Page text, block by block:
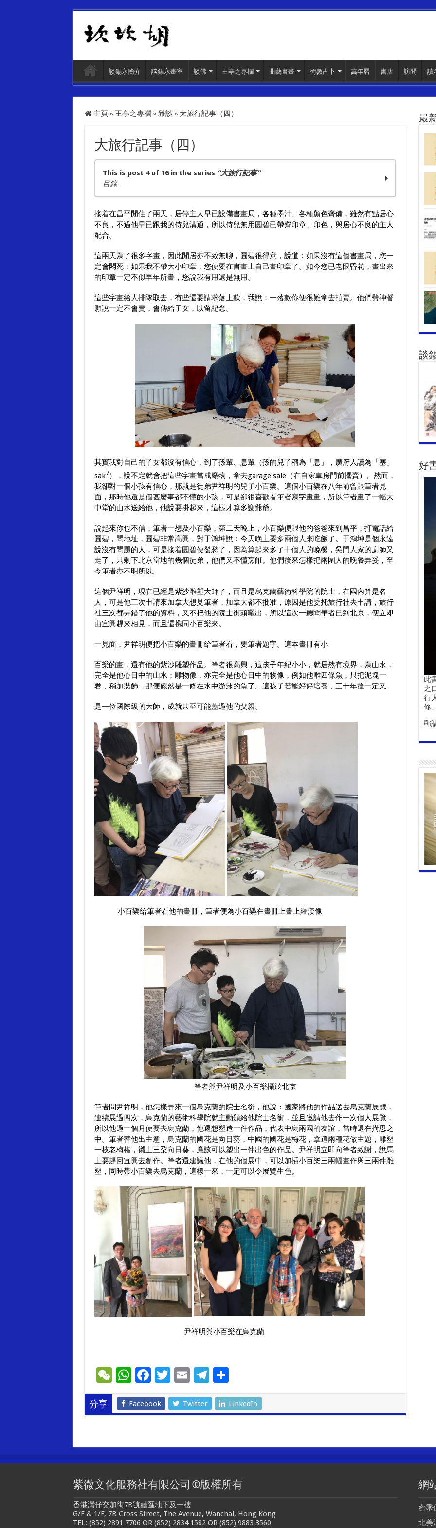
談錫永簡介 談錫永畫室 談佛 王亭之專欄 曲藝書畫 術數占卜 萬年曆 書店 訪問 讀
主頁 » 王亭之專欄 » 雜談 » 大旅行記事（四）
大旅行記事（四）
This is post 4 of 16 in the series “大旅行記事”
目錄
大旅行記事（一）
大旅行記事（二）
大旅行記事（三）
大旅行記事（四）
大旅行記事（五）
大旅行記事（六）
大旅行記事（七）
大旅行記事（九）
大旅行記事（十）
接着在昌平閒住了兩天，居停主人早已設備書畫局，各種墨汁、各種顏色齊備，雖然有點居心
不良，不過他早已跟我的侍兒溝通，所以侍兒無用圓碧已帶齊印章、印色，與居心不良的主人
配合。
這兩天寫了很多字畫，因此閒居亦不致無聊，圓碧很得意，說道：如果沒有這個書畫局，您一
定會悶死；如果我不帶大小印章，您便要在書畫上自己畫印章了。如今您已老眼昏花，畫出來
的印章一定不似早年所畫，您說我有用還是無用。
這些字畫給人排隊取去，有些還要請求落上款，我說：一落款你便很難拿去拍賣。他們劈神誓
願說一定不會賣，會傳給子女，以留紀念。
其實我對自己的子女都沒有信心，到了孫輩、息輩（孫的兒子稱為「息」，廣府人讀為「塞」
sak7），說不定就會把這些字畫當成廢物，拿去garage sale（在自家車房門前擺賣）。然而，
我卻對一個小孩有信心，那就是徒弟尹祥明的兒子小百樂。這個小百樂在八年前曾跟筆者見
面，那時他還是個甚麼事都不懂的小孩，可是卻很喜歡看筆者寫字畫畫，所以筆者畫了一幅大
中堂的山水送給他，他說要掛起來，這樣才算多謝爺爺。
說起來你也不信，筆者一想及小百樂，第二天晚上，小百樂便跟他的爸爸來到昌平，打電話給
圓碧，問地址，圓碧非常高興，對于鴻坤說：今天晚上要多兩個人來吃飯了。于鴻坤是個永遠
說沒有問題的人，可是接着圓碧便發愁了，因為算起來多了十個人的晚餐，吳門人家的廚師又
走了，只剩下北京當地的幾個徒弟，他們又不懂烹餁。他們後來怎樣把兩圍人的晚餐弄妥，至
今筆者亦不明所以。
這個尹祥明，現在已經是紫沙雕塑大師了，而且是烏克蘭藝術科學院的院士，在國內算是名
人，可是他三次申請來加拿大想見筆者，加拿大都不批准，原因是他委托旅行社去申請，旅行
社三次都弄錯了他的資料，又不把他的院士銜頭曬出，所以這次一聽聞筆者已到北京，便立即
由宜興趕來相見，而且還携同小百樂來。
一見面，尹祥明便把小百樂的畫冊給筆者看，要筆者題字。這本畫冊有小
百樂的畫，還有他的紫沙雕塑作品。筆者很高興，這孩子年紀小小，就居然有境界，寫山水，
完全是他心目中的山水；雕物像，亦完全是他心目中的物像，例如他雕四條魚，只把泥塊一
卷，稍加裝飾，那便儼然是一條在水中游泳的魚了。這孩子若能好好培養，三十年後一定又
是一位國際級的大師，成就甚至可能蓋過他的父親。
小百樂給筆者看他的畫冊，筆者便為小百樂在畫冊上畫上羅漢像
筆者與尹祥明及小百樂攝於北京
筆者問尹祥明，他怎樣弄來一個烏克蘭的院士名銜，他說：國家將他的作品送去烏克蘭展覽，
連續展過四次，烏克蘭的藝術科學院就主動頒給他院士名銜，並且邀請他去作一次個人展覽，
所以他過一個月便要去烏克蘭，他還想塑造一件作品，代表中烏兩國的友誼，當時還在搆思之
中。筆者替他出主意，烏克蘭的國花是向日葵，中國的國花是梅花，拿這兩種花做主題，雕塑
一枝老梅樁，襯上三朶向日葵，應該可以塑出一件出色的作品。尹祥明立即向筆者致謝，說馬
上要趕回宜興去創作。筆者還建議他，在他的個展中，可以加插小百樂三兩幅畫作與三兩件雕
塑，同時帶小百樂去烏克蘭，這樣一來，一定可以令展覽生色。
尹祥明與小百樂在烏克蘭
W
e
C
h
W
at
sA
p
F
e
b
o
k
T
tt
er
E
ai
l
T
e
gr
m
S
ar
e
分享 Facebook Twitter LinkedIn
最
談
好
此
之
行
修
郵
紫微文化服務社有限公司 ©版權所有
香港灣仔交加街7B號囍匯地下及一樓
G/F & 1/F, 7B Cross Street, The Avenue, Wanchai, Hong Kong
TEL: (852) 2891 7706 OR (852) 2834 1582 OR (852) 9883 3560
網
密乘
北美